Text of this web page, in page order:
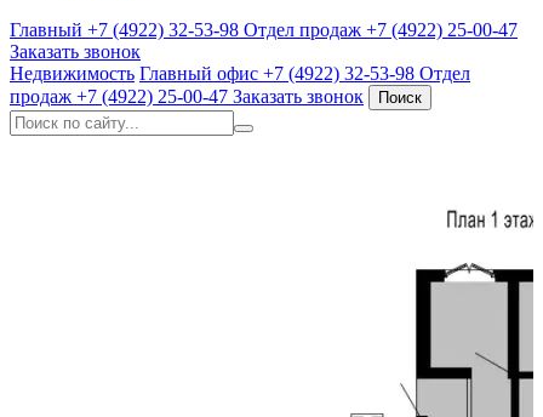
Главный +7 (4922) 32-53-98 Отдел продаж +7 (4922) 25-00-47
Заказать звонок
Недвижимость Главный офис +7 (4922) 32-53-98 Отдел
продаж +7 (4922) 25-00-47 Заказать звонок Поиск